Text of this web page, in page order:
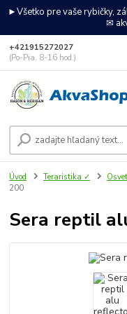
►Všetko pre vaše rybičky,
✉
+421915272027
(Po-Pia, 8-16 hod.)
Úvod Teraristika ✓
200
Sera reptil